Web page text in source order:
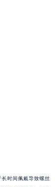
时间佩戴导致螺丝